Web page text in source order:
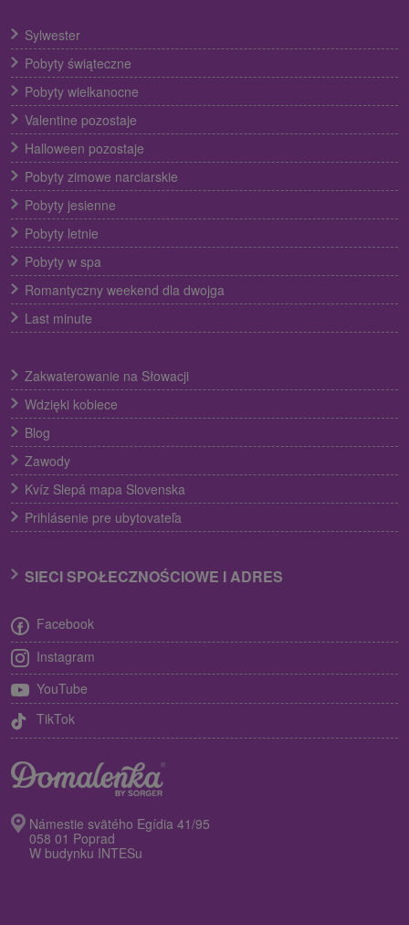
Sylwester
Pobyty świąteczne
Pobyty wielkanocne
Valentine pozostaje
Halloween pozostaje
Pobyty zimowe narciarskie
Pobyty jesienne
Pobyty letnie
Pobyty w spa
Romantyczny weekend dla dwojga
Last minute
Zakwaterowanie na Słowacji
Wdzięki kobiece
Blog
Zawody
Kvíz Slepá mapa Slovenska
Prihlásenie pre ubytovateľa
SIECI SPOŁECZNOŚCIOWE I ADRES
Facebook
Instagram
YouTube
TikTok
Námestie svätého Egídia 41/95
058 01 Poprad
W budynku INTESu